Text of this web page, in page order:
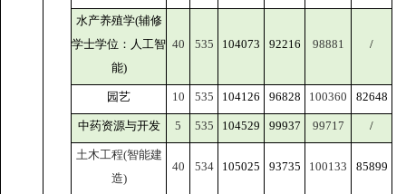
水产养殖学(辅修
学士学位：人工智
能)
40 535 104073 92216 98881 /
园艺 10 535 104126 96828 100360 82648
中药资源与开发 5 535 104529 99937 99717 /
土木工程(智能建
造)
40 534 105025 93735 100133 85899